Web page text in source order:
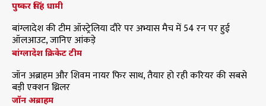
पुष्कर सिंह धामी
बांग्लादेश की टीम ऑस्ट्रेलिया दौरे पर अभ्यास मैच में 54 रन पर हुई
ऑलआउट, जानिए आंकड़े
बांग्लादेश क्रिकेट टीम
जॉन अब्राहम और शिवम नायर फिर साथ, तैयार हो रही करियर की सबसे
बड़ी एक्शन थ्रिलर
जॉन अब्राहम